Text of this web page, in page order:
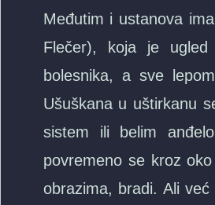
Međutim i ustanova
Flečer), koja je ugled
bolesnika, a sve
Ušuškana u uštirkanu
sistem ili belim
povremeno se kroz
obrazima, bradi. Ali